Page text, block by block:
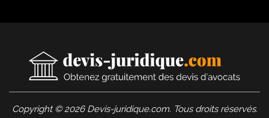
Copyright © 2026 Devis-juridique.com. Tous droits réservés.